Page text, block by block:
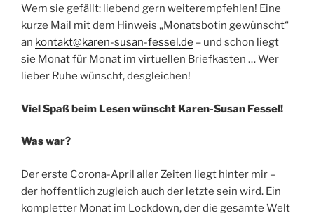
Wem sie gefällt: liebend gern weiterempfehlen! Eine
kurze Mail mit dem Hinweis „Monatsbotin gewünscht“
an kontakt@karen-susan-fessel.de – und schon liegt
sie Monat für Monat im virtuellen Briefkasten … Wer
lieber Ruhe wünscht, desgleichen!
Viel Spaß beim Lesen wünscht Karen-Susan Fessel!
Was war?
Der erste Corona-April aller Zeiten liegt hinter mir –
der hoffentlich zugleich auch der letzte sein wird. Ein
kompletter Monat im Lockdown, der die gesamte Welt